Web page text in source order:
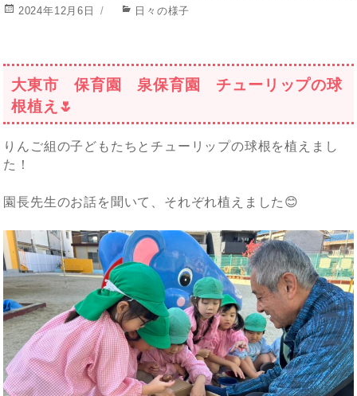
投
2024年12月6日
カ
ー
日々の様子
大東市 保育園 泉保育園 チューリップの球
根植え🌷
りんご組の子どもたちとチューリップの球根を植えまし
た！
園長先生のお話を聞いて、それぞれ植えました😊